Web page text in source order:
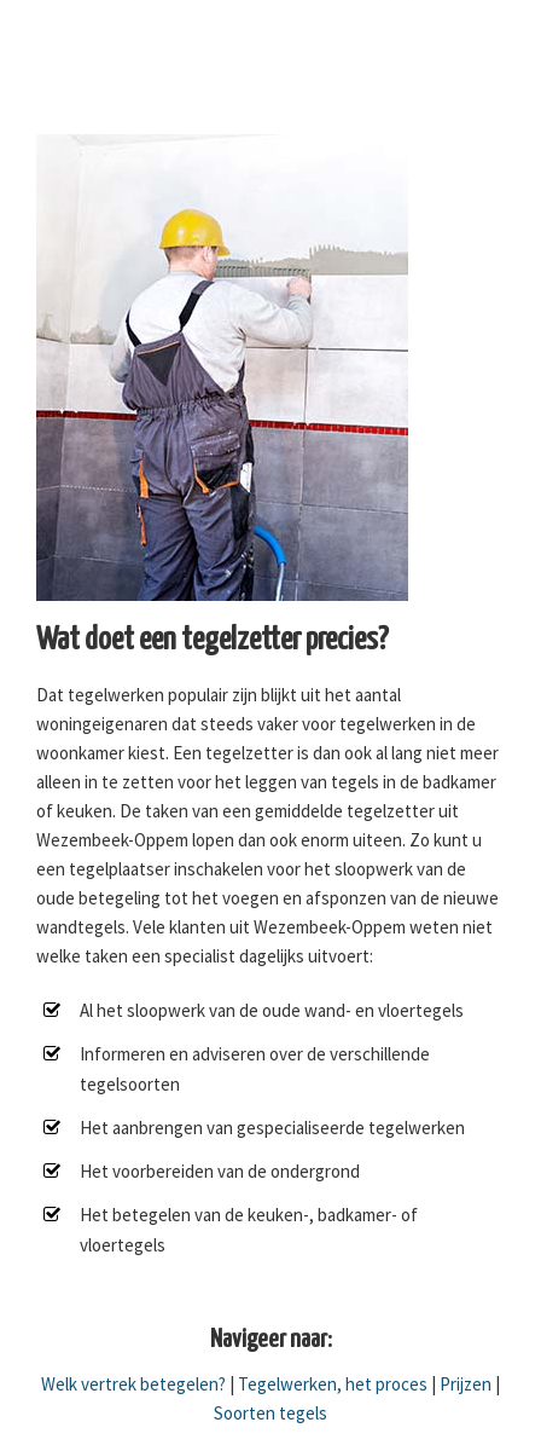
Wat doet een tegelzetter precies?
Dat tegelwerken populair zijn blijkt uit het aantal
woningeigenaren dat steeds vaker voor tegelwerken in de
woonkamer kiest. Een tegelzetter is dan ook al lang niet meer
alleen in te zetten voor het leggen van tegels in de badkamer
of keuken. De taken van een gemiddelde tegelzetter uit
Wezembeek-Oppem lopen dan ook enorm uiteen. Zo kunt u
een tegelplaatser inschakelen voor het sloopwerk van de
oude betegeling tot het voegen en afsponzen van de nieuwe
wandtegels. Vele klanten uit Wezembeek-Oppem weten niet
welke taken een specialist dagelijks uitvoert:
Al het sloopwerk van de oude wand- en vloertegels
Informeren en adviseren over de verschillende
tegelsoorten
Het aanbrengen van gespecialiseerde tegelwerken
Het voorbereiden van de ondergrond
Het betegelen van de keuken-, badkamer- of
vloertegels
Navigeer naar:
Welk vertrek betegelen? Tegelwerken, het proces Prijzen
Soorten tegels